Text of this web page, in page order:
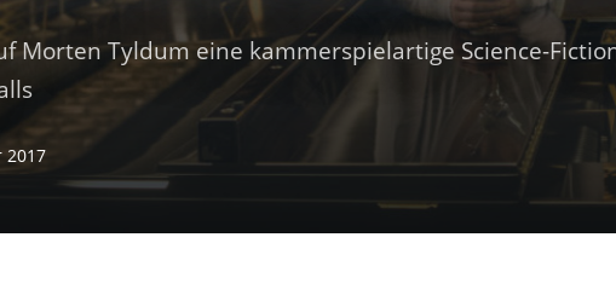
Morten Tyldum eine kammerspielartige Science-
2017